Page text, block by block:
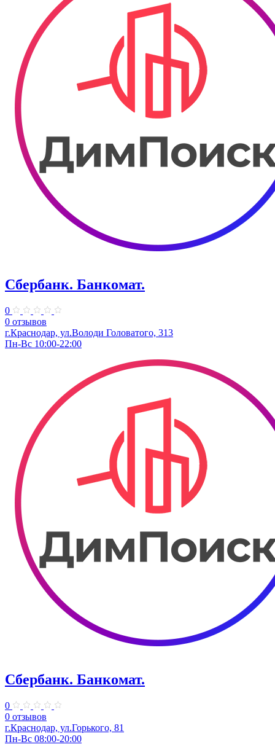
Сбербанк. Банкомат.
0
0 отзывов
г.Краснодар, ул.​Володи Головатого, 313
Пн-Вс 10:00-22:00
Сбербанк. Банкомат.
0
0 отзывов
​г.Краснодар, ул.​Горького, 81
Пн-Вс 08:00-20:00